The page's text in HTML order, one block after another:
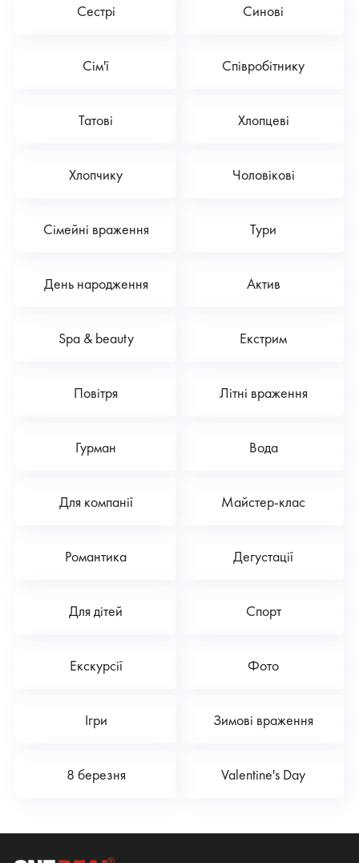
Сестрі Синові
Сім'ї Співробітнику
Татові Хлопцеві
Хлопчику Чоловікові
Сімейні враження Тури
День народження Актив
Spa & beauty Екстрим
Повітря Літні враження
Гурман Вода
Для компанії Майстер-клас
Романтика Дегустації
Для дітей Спорт
Екскурсії Фото
Ігри Зимові враження
8 березня Valentine's Day